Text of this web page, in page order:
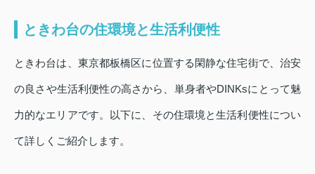
ときわ台の住環境と生活利便性
ときわ台は、東京都板橋区に位置する閑静な住宅街で、治安
の良さや生活利便性の高さから、単身者やDINKsにとって魅
力的なエリアです。以下に、その住環境と生活利便性につい
て詳しくご紹介します。